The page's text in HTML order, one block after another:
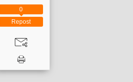
Repost
0